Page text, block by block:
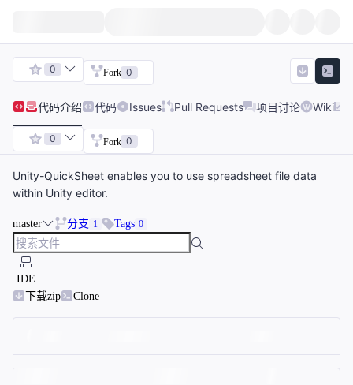
0 Fork 0
代码介绍 代码 Issues Pull Requests 项目讨论 Wiki
0 Fork 0
Unity-QuickSheet enables you to use spreadsheet file data
within Unity editor.
master 分支 1 Tags 0
IDE
下载zip
Clone